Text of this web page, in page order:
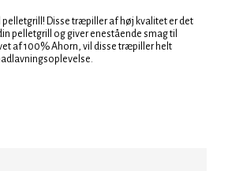
Disse træpiller af høj kvalitet er det
pelletgrill og giver enestående smag til
af 100% Ahorn, vil disse træpiller helt